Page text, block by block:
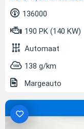
136000
190 PK (140 KW)
Automaat
138 g/km
Margeauto